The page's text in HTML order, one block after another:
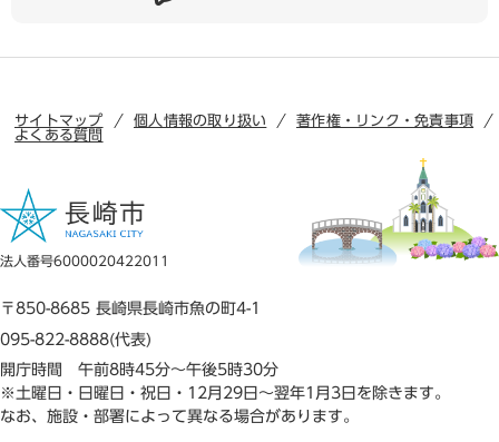
サイトマップ 個人情報の取り扱い
著作権・リンク・免責事項
よくある質問
法人番号6000020422011
〒850-8685 長崎県長崎市魚の町4-1
095-822-8888(代表)
開庁時間 午前8時45分～午後5時30分
※土曜日・日曜日・祝日・12月29日～翌年1月3日を除きます。
なお、施設・部署によって異なる場合があります。